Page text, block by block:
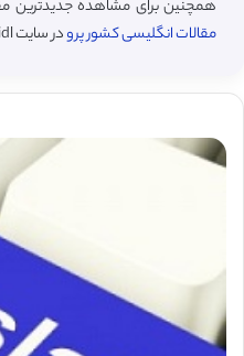
همچنین برای مشاهده جدیدترین
مقالات انگلیسی کشور پرودر سایت isidl مراجعه نمایید.